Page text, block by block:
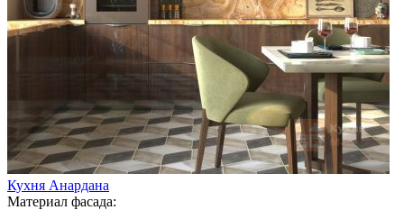
Кухня Анардана
Материал фасада: